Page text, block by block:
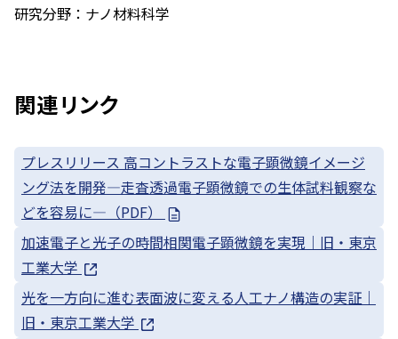
研究分野：ナノ材料科学
関連リンク
プレスリリース 高コントラストな電子顕微鏡イメージ
ング法を開発—走査透過電子顕微鏡での生体試料観察な
どを容易に—（PDF）
加速電子と光子の時間相関電子顕微鏡を実現｜旧・東京
工業大学
光を一方向に進む表面波に変える人工ナノ構造の実証｜
旧・東京工業大学